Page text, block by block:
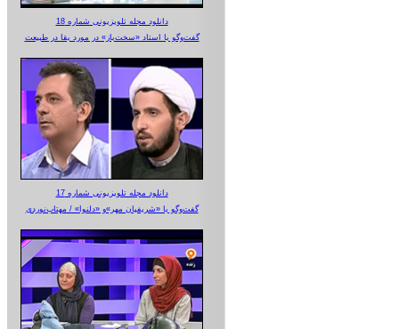
دانلود مجله تلویزیونی شماره 18
گفت‌وگو با استاد «سخت‌باز» در مورد بقا در طبیعت
دانلود مجله تلویزیونی شماره 17
گفت‌وگو با «شریفیان مهر»‌و «دلنوا» / مهتاب‌نوردی